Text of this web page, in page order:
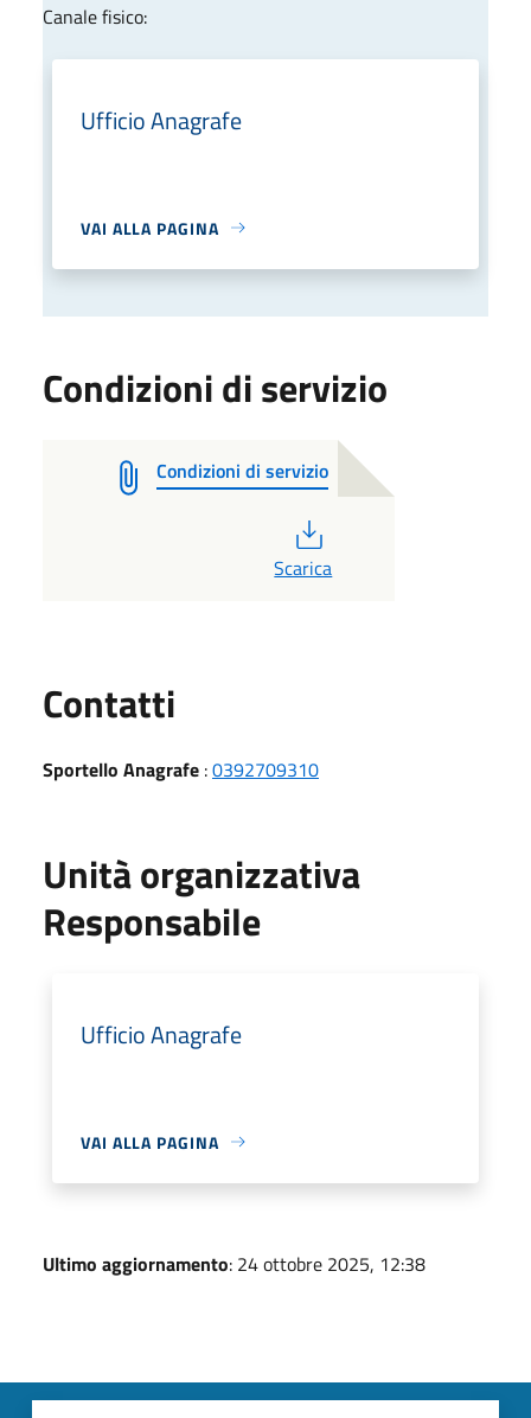
Canale fisico:
Ufficio Anagrafe
VAI ALLA PAGINA
Condizioni di servizio
Condizioni di servizio
Scarica
Contatti
Sportello Anagrafe :0392709310
Unità organizzativa
Responsabile
Ufficio Anagrafe
VAI ALLA PAGINA
Ultimo aggiornamento: 24 ottobre 2025, 12:38